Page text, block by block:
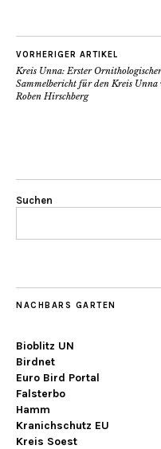
VORHERIGER ARTIKEL
Kreis Unna: Erster Ornithologischer
Sammelbericht für den Kreis Unna
Roben Hirschberg
Suchen
NACHBARS GARTEN
Bioblitz UN
Birdnet
Euro Bird Portal
Falsterbo
Hamm
Kranichschutz EU
Kreis Soest